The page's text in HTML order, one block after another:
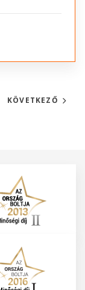
KÖVETKEZŐ